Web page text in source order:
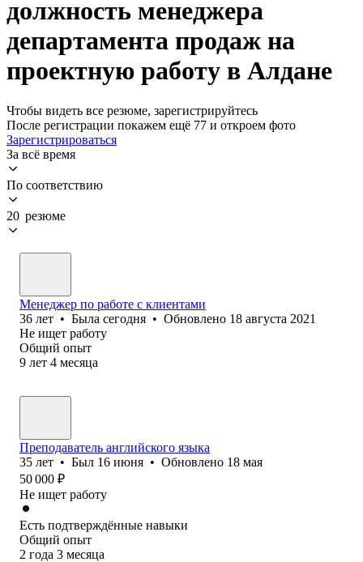
должность менеджера
департамента продаж на
проектную работу в Алдане
Чтобы видеть все резюме, зарегистрируйтесь
После регистрации покажем ещё 77 и откроем фото
Зарегистрироваться
За всё время
По соответствию
20 резюме
Менеджер по работе с клиентами
36 лет • Была сегодня • Обновлено 18 августа 2021
Не ищет работу
Общий опыт
9 лет 4 месяца
Преподаватель английского языка
35 лет • Был 16 июня • Обновлено 18 мая
50 000 ₽
Не ищет работу
Есть подтверждённые навыки
Общий опыт
2 года 3 месяца